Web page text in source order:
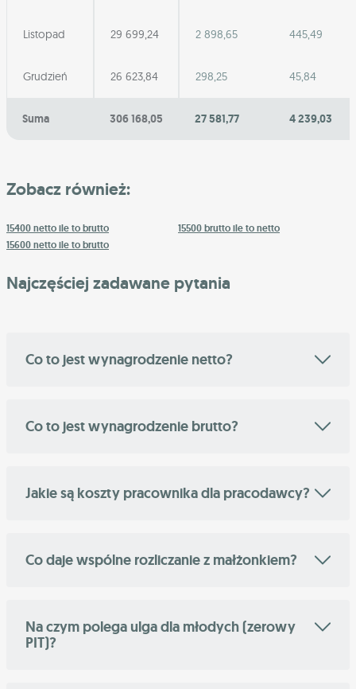
Listopad 29 699,24 2 898,65 445,49
Grudzień 26 623,84 298,25 45,84
Suma 306 168,05 27 581,77 4 239,03
Zobacz również:
15400 netto ile to brutto
15500 brutto ile to netto
15600 netto ile to brutto
Najczęściej zadawane pytania
Co to jest wynagrodzenie netto?
Co to jest wynagrodzenie brutto?
Jakie są koszty pracownika dla pracodawcy?
Co daje wspólne rozliczanie z małżonkiem?
Na czym polega ulga dla młodych (zerowy
PIT)?